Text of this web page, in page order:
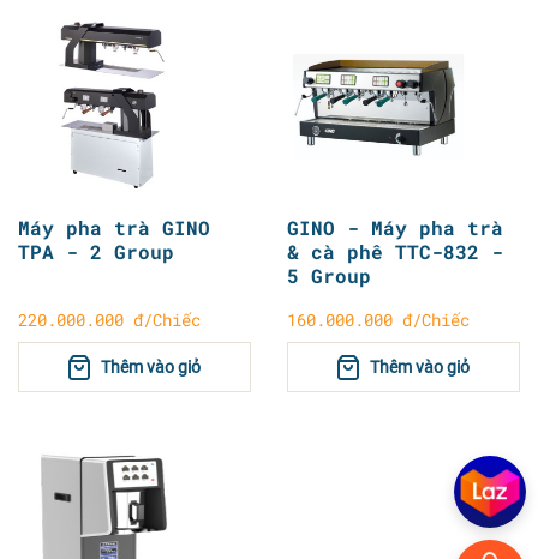
Máy pha trà GINO
TPA - 2 Group
220.000.000 đ/Chiếc
Thêm vào giỏ
GINO - Máy pha trà
& cà phê TTC-832 -
5 Group
160.000.000 đ/Chiếc
Thêm vào giỏ